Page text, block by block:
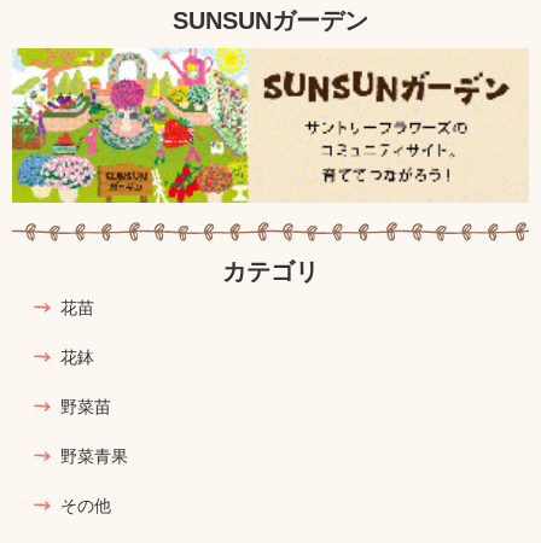
SUNSUNガーデン
カテゴリ
花苗
花鉢
野菜苗
野菜青果
その他